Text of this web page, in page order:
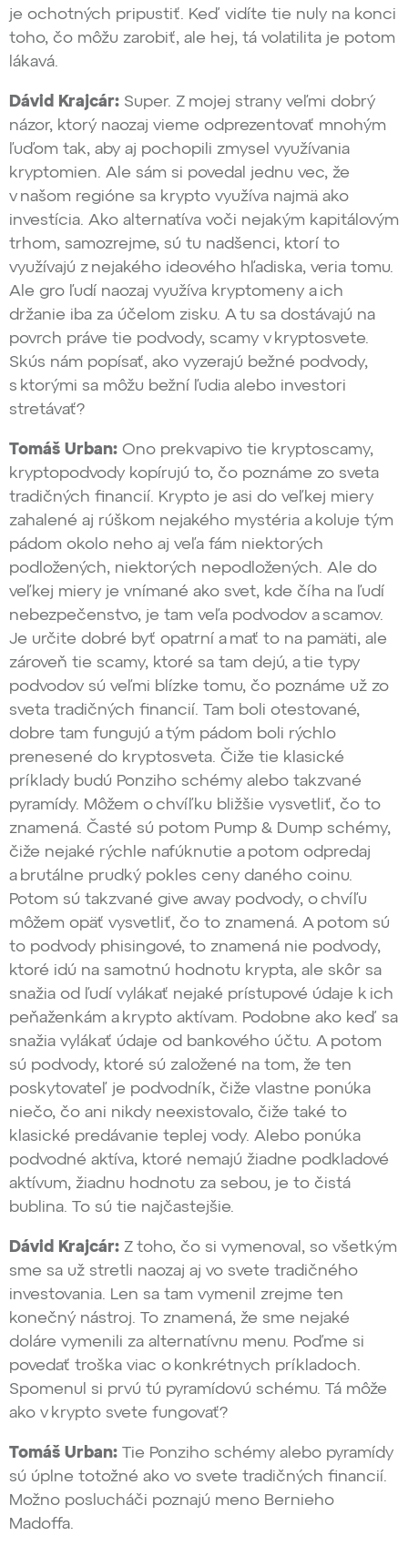
je ochotných pripustiť. Keď vidíte tie nuly na konci
toho, čo môžu zarobiť, ale hej, tá volatilita je potom
lákavá.
Dávid Krajcár: Super. Z mojej strany veľmi dobrý
názor, ktorý naozaj vieme odprezentovať mnohým
ľuďom tak, aby aj pochopili zmysel využívania
kryptomien. Ale sám si povedal jednu vec, že
v našom regióne sa krypto využíva najmä ako
investícia. Ako alternatíva voči nejakým kapitálovým
trhom, samozrejme, sú tu nadšenci, ktorí to
využívajú z nejakého ideového hľadiska, veria tomu.
Ale gro ľudí naozaj využíva kryptomeny a ich
držanie iba za účelom zisku. A tu sa dostávajú na
povrch práve tie podvody, scamy v kryptosvete.
Skús nám popísať, ako vyzerajú bežné podvody,
s ktorými sa môžu bežní ľudia alebo investori
stretávať?
Tomáš Urban: Ono prekvapivo tie kryptoscamy,
kryptopodvody kopírujú to, čo poznáme zo sveta
tradičných financií. Krypto je asi do veľkej miery
zahalené aj rúškom nejakého mystéria a koluje tým
pádom okolo neho aj veľa fám niektorých
podložených, niektorých nepodložených. Ale do
veľkej miery je vnímané ako svet, kde číha na ľudí
nebezpečenstvo, je tam veľa podvodov a scamov.
Je určite dobré byť opatrní a mať to na pamäti, ale
zároveň tie scamy, ktoré sa tam dejú, a tie typy
podvodov sú veľmi blízke tomu, čo poznáme už zo
sveta tradičných financií. Tam boli otestované,
dobre tam fungujú a tým pádom boli rýchlo
prenesené do kryptosveta. Čiže tie klasické
príklady budú Ponziho schémy alebo takzvané
pyramídy. Môžem o chvíľku bližšie vysvetliť, čo to
znamená. Časté sú potom Pump & Dump schémy,
čiže nejaké rýchle nafúknutie a potom odpredaj
a brutálne prudký pokles ceny daného coinu.
Potom sú takzvané give away podvody, o chvíľu
môžem opäť vysvetliť, čo to znamená. A potom sú
to podvody phisingové, to znamená nie podvody,
ktoré idú na samotnú hodnotu krypta, ale skôr sa
snažia od ľudí vylákať nejaké prístupové údaje k ich
peňaženkám a krypto aktívam. Podobne ako keď sa
snažia vylákať údaje od bankového účtu. A potom
sú podvody, ktoré sú založené na tom, že ten
poskytovateľ je podvodník, čiže vlastne ponúka
niečo, čo ani nikdy neexistovalo, čiže také to
klasické predávanie teplej vody. Alebo ponúka
podvodné aktíva, ktoré nemajú žiadne podkladové
aktívum, žiadnu hodnotu za sebou, je to čistá
bublina. To sú tie najčastejšie.
Dávid Krajcár: Z toho, čo si vymenoval, so všetkým
sme sa už stretli naozaj aj vo svete tradičného
investovania. Len sa tam vymenil zrejme ten
konečný nástroj. To znamená, že sme nejaké
doláre vymenili za alternatívnu menu. Poďme si
povedať troška viac o konkrétnych príkladoch.
Spomenul si prvú tú pyramídovú schému. Tá môže
ako v krypto svete fungovať?
Tomáš Urban: Tie Ponziho schémy alebo pyramídy
sú úplne totožné ako vo svete tradičných financií.
Možno poslucháči poznajú meno Bernieho
Madoffa.